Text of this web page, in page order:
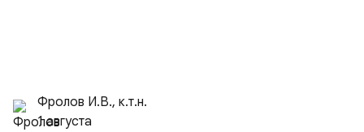
Фролов И.В., к.т.н.
1 августа